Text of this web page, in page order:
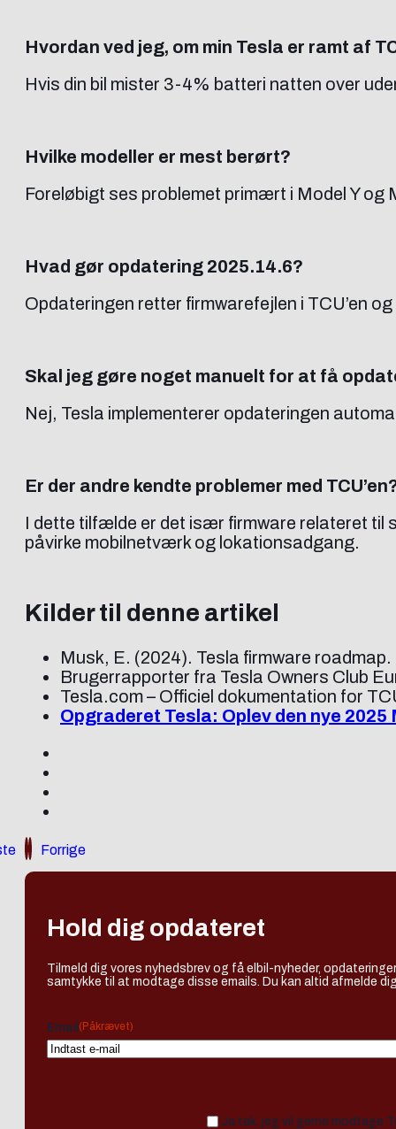
Hvordan ved jeg, om min Tesla er ramt af
Hvis din bil mister 3-4% batteri natten over
Hvilke modeller er mest berørt?
Foreløbigt ses problemet primært i Model Y og
Hvad gør opdatering 2025.14.6?
Opdateringen retter firmwarefejlen i TCU’en
Skal jeg gøre noget manuelt for at få
Nej, Tesla implementerer opdateringen
Er der andre kendte problemer med
I dette tilfælde er det især firmware relateret til
påvirke mobilnetværk og lokationsadgang.
Kilder til denne artikel
Musk, E. (2024). Tesla firmware
Brugerrapporter fra Tesla Owners Club
Tesla.com – Officiel dokumentation for
Opgraderet Tesla: Oplev den nye 2025
Forrige
Hold dig opdateret
Tilmeld dig vores nyhedsbrev og få elbil-nyheder,
samtykke til at modtage disse emails. Du kan altid afmelde
Email (Påkrævet)
Ja tak, jeg vil gerne modtage